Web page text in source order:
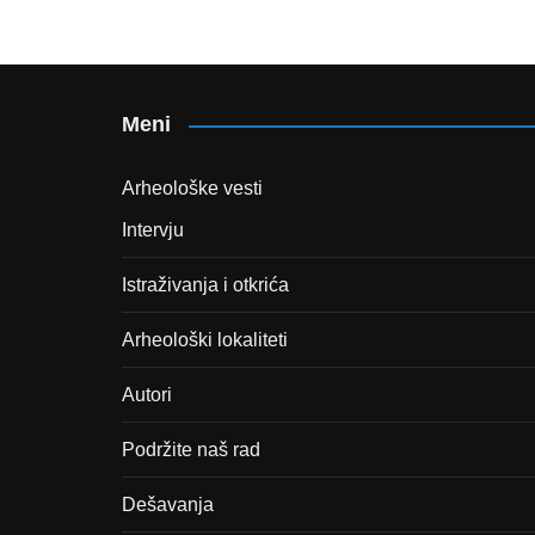
Meni
Arheološke vesti
Intervju
Istraživanja i otkrića
Arheološki lokaliteti
Autori
Podržite naš rad
Dešavanja